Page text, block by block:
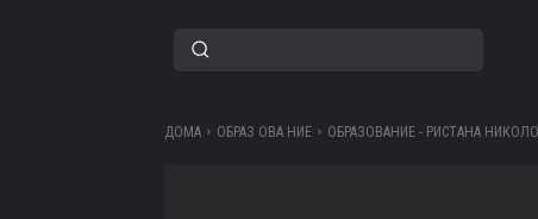
ДОМА ОБРАЗ ОВА НИЕ ОБРАЗОВАНИЕ - РИСТАНА